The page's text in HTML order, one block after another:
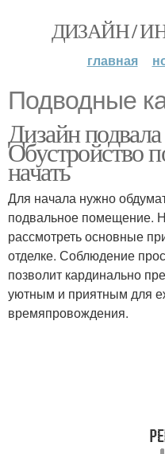
ДИЗАЙН /
главная
Подводные
Дизайн
Обустройство
начать
Для начала нужно
подвальное помещение.
рассмотреть основные
отделке. Соблюдение
позволит кардинально
уютным и приятным для
времяпровождения.